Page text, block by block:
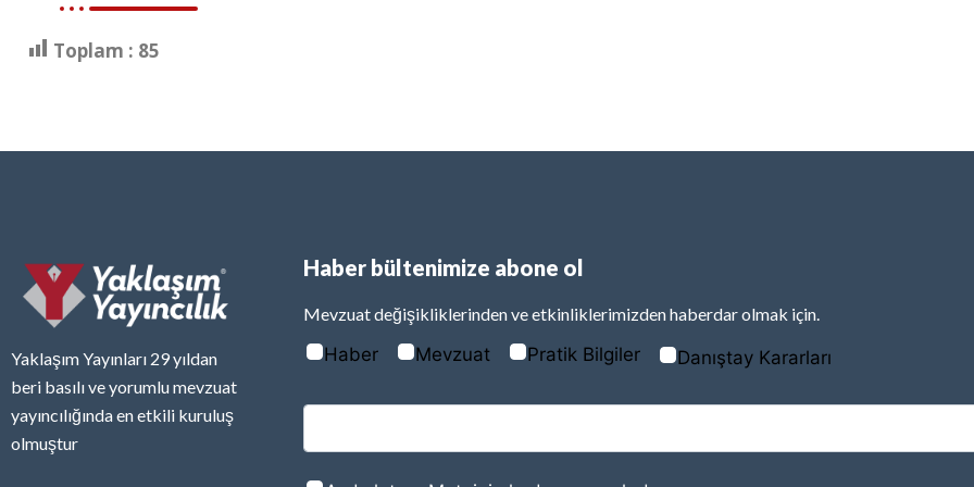
Toplam : 85
Yaklaşım Yayınları 29 yıldan
beri basılı ve yorumlu mevzuat
yayıncılığında en etkili kuruluş
olmuştur
Haber bültenimize abone ol
Mevzuat değişikliklerinden ve etkinliklerimizden haberdar olmak için.
Haber Mevzuat Pratik Bilgiler Danıştay Kararları